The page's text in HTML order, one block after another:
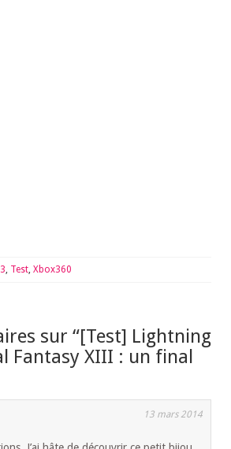
Test Xbox360
sur “[Test] Lightning
Fantasy XIII : un final
13 mars 2014